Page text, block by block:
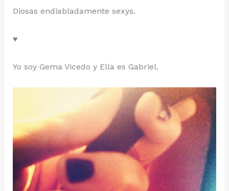
Diosas endiabladamente sexys.
♥
Yo soy Gema Vicedo y Ella es Gabriel.